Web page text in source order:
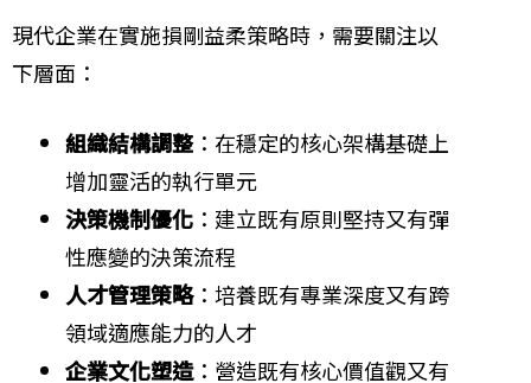
現代企業在實施損剛益柔策略時，需要關注以
下層面：
組織結構調整：在穩定的核心架構基礎上
增加靈活的執行單元
決策機制優化 ：建立既有原則堅持又有彈
性應變的決策流程
人才管理策略：培養既有專業深度又有跨
領域適應能力的人才
企業文化塑造：營造既有核心價值觀又有